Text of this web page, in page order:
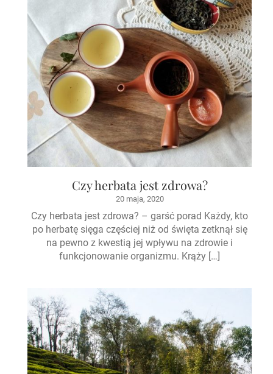
Czy herbata jest zdrowa?
20 maja, 2020
Czy herbata jest zdrowa? – garść porad Każdy, kto
po herbatę sięga częściej niż od święta zetknął się
na pewno z kwestią jej wpływu na zdrowie i
funkcjonowanie organizmu. Krąży […]